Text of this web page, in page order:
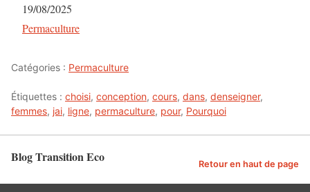
Date
19/08/2025
Par rapport à
Permaculture
Catégories : Permaculture
Étiquettes : choisi, conception, cours, dans, denseigner,
femmes, jai, ligne, permaculture, pour, Pourquoi
Blog Transition Eco Retour en haut de page